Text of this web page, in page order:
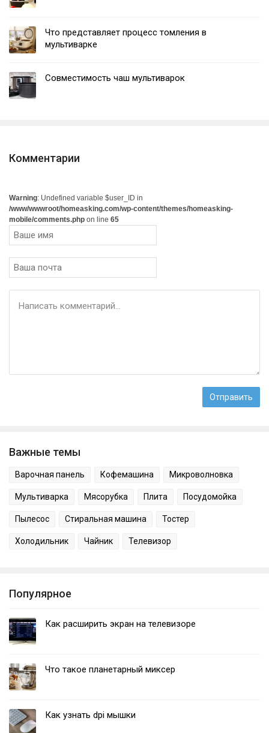
Что представляет процесс томления в
мультиварке
Совместимость чаш мультиварок
Комментарии
Warning: Undefined variable $user_ID in
/www/wwwroot/homeasking.com/wp-content/themes/homeasking-
mobile/comments.php on line 65
Важные темы
Варочная панель Кофемашина Микроволновка
Мультиварка Мясорубка Плита Посудомойка
Пылесос Стиральная машина Тостер
Холодильник Чайник Телевизор
Популярное
Как расширить экран на телевизоре
Что такое планетарный миксер
Как узнать dpi мышки